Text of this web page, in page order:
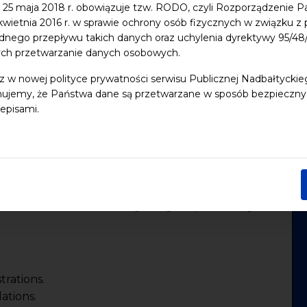
maja 2018 r. obowiązuje tzw. RODO, czyli Rozporządzenie
2016 r. w sprawie ochrony osób fizycznych w związku
przepływu takich danych oraz uchylenia dyrektywy 95/
przetwarzanie danych osobowych.
w nowej polityce prywatności serwisu Publicznej
że Państwa dane są przetwarzane w sposób
iCal
Publishing are inviting you to the
for fairy tale“Secrets of life. Hindu tales".
for Hindu tales painted on aquarelle papers.
tenth position from popular series “
collection of stories about rajahs and brahmins,
animals FOR CHILDREN AND ADULTS. It is
and also about the good gods protecting